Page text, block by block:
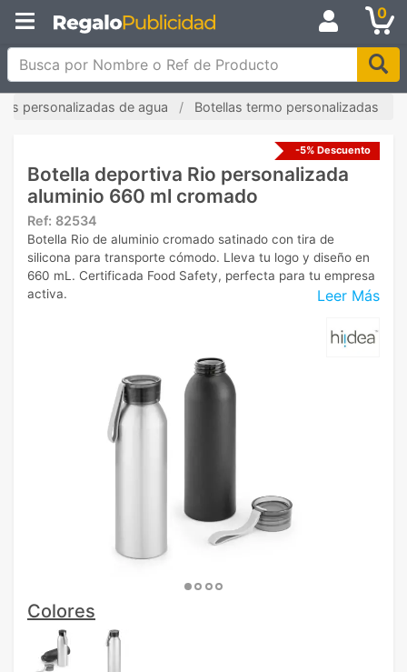
0
Busca por Nombre o Ref de Producto
personalizadas de agua Botellas termo personalizadas
-5% Descuento
Botella deportiva Rio personalizada
aluminio 660 ml cromado
Ref: 82534
Leer Más
Botella Rio de aluminio cromado satinado con tira de
silicona para transporte cómodo. Lleva tu logo y diseño en
660 mL. Certificada Food Safety, perfecta para tu empresa
activa.
Colores